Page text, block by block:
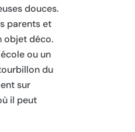
douces.
parents et
objet déco.
ou un
du
sur
il peut